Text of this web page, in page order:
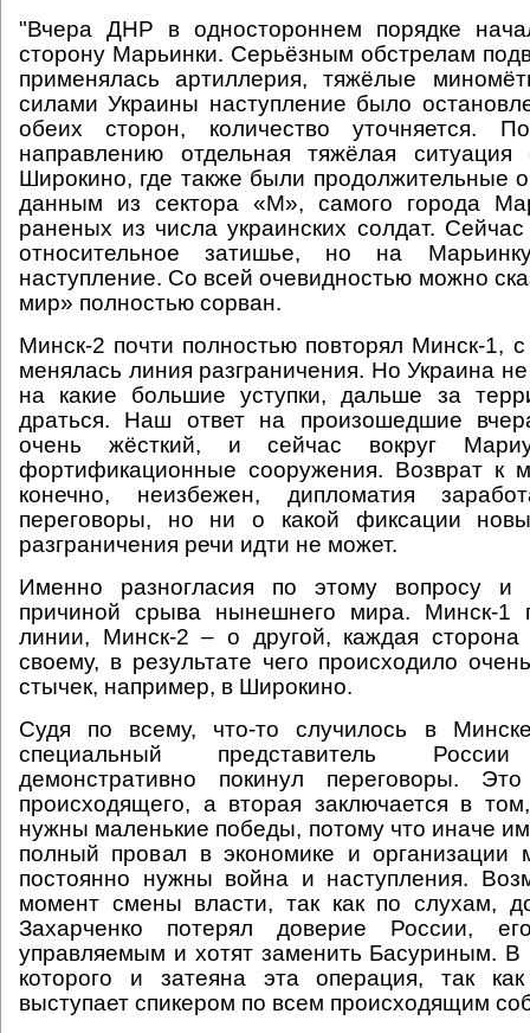
"Вчера ДНР в одностороннем порядке
сторону Марьинки. Серьёзным обстрелам
применялась артиллерия, тяжёлые
силами Украины наступление было
обеих сторон, количество уточняется.
направлению отдельная тяжёлая ситуация
Широкино, где также были продолжительные
данным из сектора «М», самого города
раненых из числа украинских солдат.
относительное затишье, но на
наступление. Со всей очевидностью можно
мир» полностью сорван.
Минск-2 почти полностью повторял Минск-1,
менялась линия разграничения. Но Украина
на какие большие уступки, дальше за
драться. Наш ответ на произошедшие
очень жёсткий, и сейчас вокруг
фортификационные сооружения. Возврат к
конечно, неизбежен, дипломатия
переговоры, но ни о какой фиксации
разграничения речи идти не может.
Именно разногласия по этому вопросу и
причиной срыва нынешнего мира. Минск-1
линии, Минск-2 – о другой, каждая
своему, в результате чего происходило
стычек, например, в Широкино.
Судя по всему, что-то случилось в
специальный представитель России
демонстративно покинул переговоры.
происходящего, а вторая заключается в
нужны маленькие победы, потому что иначе
полный провал в экономике и
постоянно нужны война и наступления.
момент смены власти, так как по слухам,
Захарченко потерял доверие России,
управляемым и хотят заменить Басуриным. В
которого и затеяна эта операция, так
выступает спикером по всем происходящим